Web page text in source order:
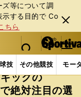
等について調
⽰する⽬的で Co
ちら
閉じ
る
web Sportiva (webスポルティーバ)
検索
マイペ
ー
ジ
メニュ
技 その他競技 モー
ー 海外サッカー
ックの
絶対注目の選